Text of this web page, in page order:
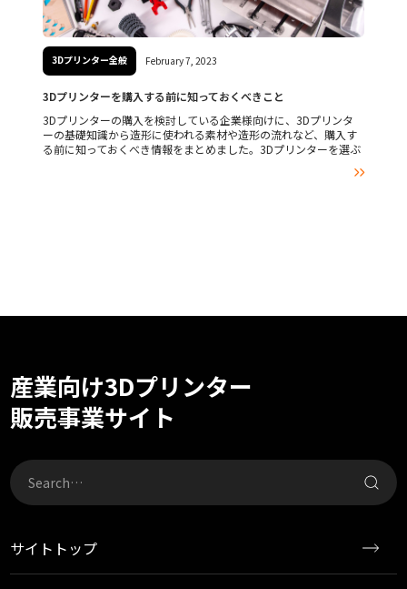
3Dプリンター全般 February 7, 2023
3Dプリンターを購入する前に知っておくべきこと
3Dプリンターの購入を検討している企業様向けに、3Dプリンタ
ーの基礎知識から造形に使われる素材や造形の流れなど、購入す
る前に知っておくべき情報をまとめました。3Dプリンターを選ぶ

産業向け3Dプリンター
販売事業サイト
サイトトップ